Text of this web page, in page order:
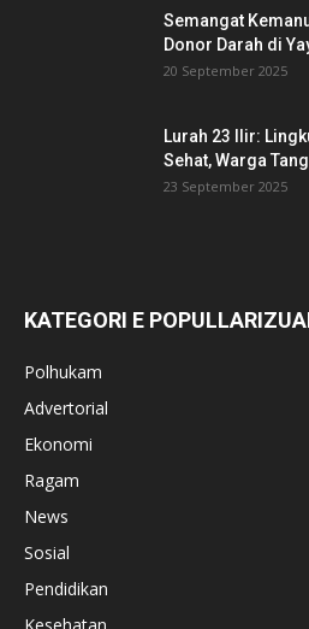
Semangat
Donor Darah di
20 September 2025
Lurah 23 Ilir:
Sehat, Warga
23 September 2025
KATEGORI E
Polhukam
Advertorial
Ekonomi
Ragam
News
Sosial
Pendidikan